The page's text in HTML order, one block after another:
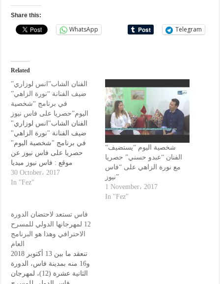
Share this:
WhatsApp Telegram
Related
الفنان الشاب”انس لوزاري”
ضيف الفنانة “نورة الزاهي”
في برنامج “شخصية
اليوم”حصريا على فاس نيوز
الفنان الشاب"انس لوزاري"
ضيف الفنانة "نورة الزاهي"
في برنامج "شخصية اليوم"
حصريا على فاس نيوز عن
موقع : فاس نيوز ميديا
30 October، 2017
In "Fez"
“شخصية اليوم “يستضيف
الفنان “عبدو حسني” حصريا
مع نورة الزاهي على “فاس
نيوز”
1 November، 2017
In "Fez"
فاس تستعد لاحتضان الدورة
12 لمهرجانها الدولي للمسرح
الاحترافي وهذا هو البرنامج
العام
تنعقد ما بين 13 أكتوبر 2018
و16 منه بمدينة فاس، الدورة
الثانية عشرة (12)، لمهرجان